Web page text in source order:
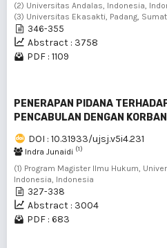
(2) Universitas Andalas, Indonesia,
(3) Universitas Ekasakti, Padang,
346-355
Abstract : 3758
PDF : 1109
PENERAPAN PIDANA
PENCABULAN DENGAN
DOI : 10.31933/ujsj.v5i4.231
Indra Junaidi (1)
(1) Program Magister Ilmu Hukum,
Indonesia, Indonesia
327-338
Abstract : 3004
PDF : 683